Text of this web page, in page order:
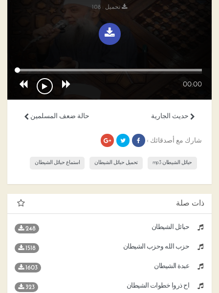
تحميل : 108
00:00
حالة ضعف المسلمين حديث الجارية
شارك مع أصدقائك ›
حبائل الشيطان mp3 تحميل حبائل الشيطان استماع حبائل الشيطان
ذات صلة
حبائل الشيطان 248
حزب الله وحزب الشيطان 1518
عبدة الشيطان 1603
اح ذروا خطوات الشيطان 323